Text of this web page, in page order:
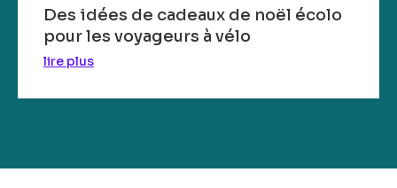
Des idées de cadeaux de noël écolo
pour les voyageurs à vélo
lire plus